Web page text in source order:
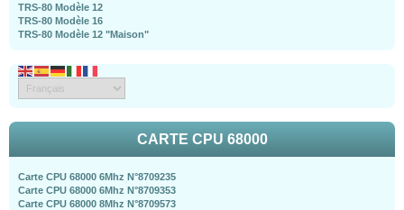
TRS-80 Modèle 12
TRS-80 Modèle 16
TRS-80 Modèle 12 "Maison"
CARTE CPU 68000
Carte CPU 68000 6Mhz N°8709235
Carte CPU 68000 6Mhz N°8709353
Carte CPU 68000 8Mhz N°8709573